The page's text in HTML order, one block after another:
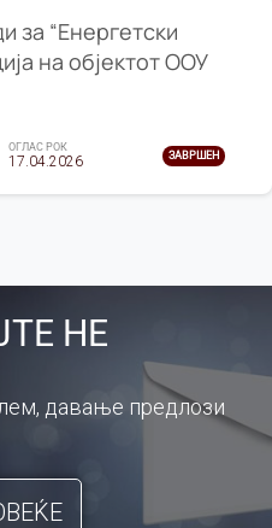
за “Енергетски
на објектот ООУ
ОГЛАС РОК
17.04.2026 ЗАВРШЕН
НЕ
давање предлози